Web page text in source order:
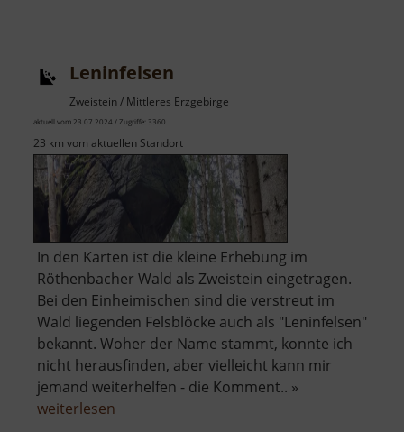
Leninfelsen
Zweistein / Mittleres Erzgebirge
aktuell vom 23.07.2024 / Zugriffe: 3360
23 km vom aktuellen Standort
In den Karten ist die kleine Erhebung im
Röthenbacher Wald als Zweistein eingetragen.
Bei den Einheimischen sind die verstreut im
Wald liegenden Felsblöcke auch als "Leninfelsen"
bekannt. Woher der Name stammt, konnte ich
nicht herausfinden, aber vielleicht kann mir
jemand weiterhelfen - die Komment.. »
weiterlesen